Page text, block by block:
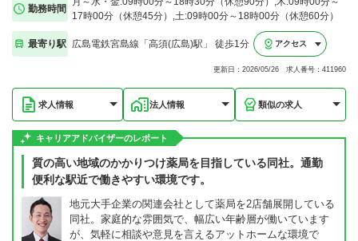
勤務時間
17時00分（休憩45分）,土:09時00分～18時00分（休憩60分）
最寄り駅 広島電鉄宮島線「高須(広島)駅」 徒歩1分 アクセス
更新日：2026/05/26 求人番号：411960
求人情報 法人情報 類似の求人
キャリアアドバイザーのレポート
質の高い地域のかかりつけ薬局を目指している同社。通勤
便利な駅近で働きやすい環境です。
地元大手企業の関連会社として薬局を2店舗展開している
同社。家庭的な雰囲気で、幅広い年齢層が働いています
が、気軽に相談や意見を言えるアットホームな環境で